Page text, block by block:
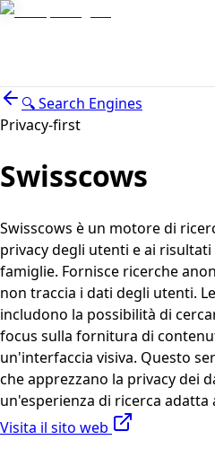
🔍Search Engines
Privacy-first
Swisscows
Swisscows è un motore di
privacy degli utenti e ai
famiglie. Fornisce ricerche
non traccia i dati degli utenti.
includono la possibilità di
focus sulla fornitura di
un'interfaccia visiva. Questo
che apprezzano la privacy dei
un'esperienza di ricerca adatta
Visita il sito web